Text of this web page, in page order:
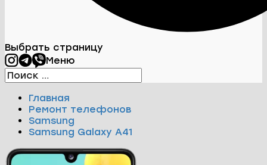
Выбрать страницу
Меню
Главная
Ремонт телефонов
Samsung
Samsung Galaxy A41